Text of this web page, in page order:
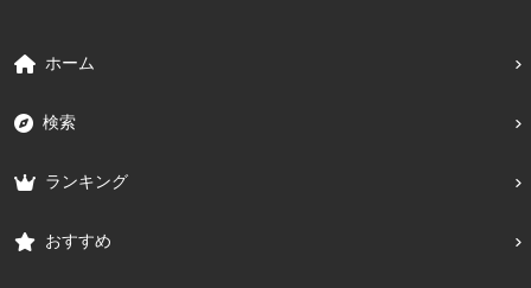
ホーム
検索
ランキング
おすすめ